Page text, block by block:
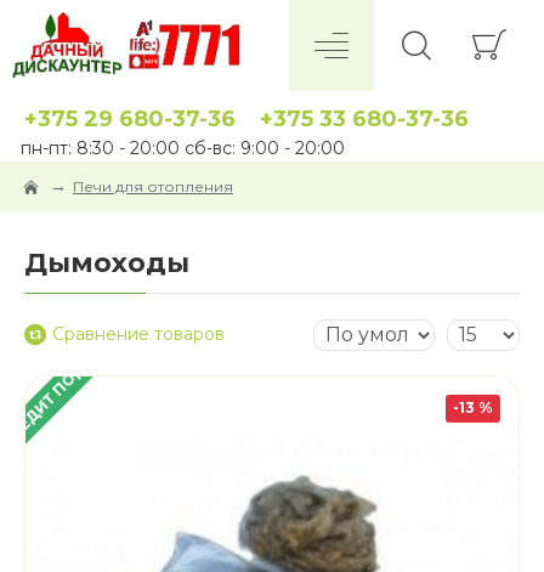
+375 29 680-37-36 +375 33 680-37-36
пн-пт: 8:30 - 20:00 сб-вс: 9:00 - 20:00
Печи для отопления
Дымоходы
Сравнение товаров
ПОД 4% -13 %